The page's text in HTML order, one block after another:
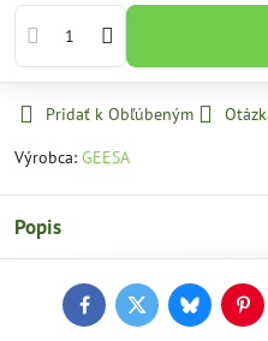
Pridať k Obľúbeným
Výrobca: GEESA
Popis
FacebookTwitterBluesky